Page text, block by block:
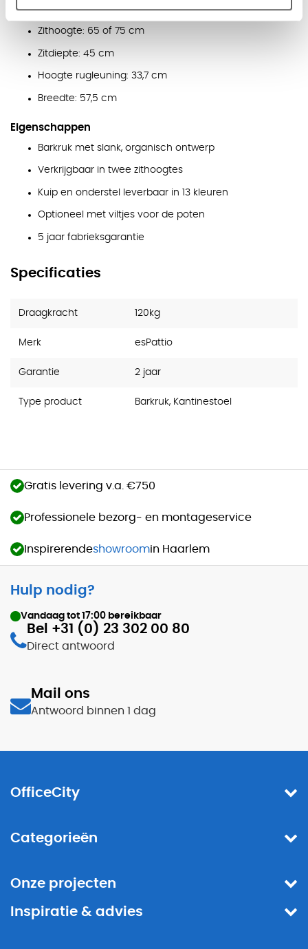
Afmetingen
Zithoogte: 65 of 75 cm
Zitdiepte: 45 cm
Hoogte rugleuning: 33,7 cm
Breedte: 57,5 cm
Eigenschappen
Barkruk met slank, organisch ontwerp
Verkrijgbaar in twee zithoogtes
Kuip en onderstel leverbaar in 13 kleuren
Optioneel met viltjes voor de poten
5 jaar fabrieksgarantie
Specificaties
Draagkracht 120kg
Merk esPattio
Garantie 2 jaar
Type product Barkruk, Kantinestoel
Gratis levering v.a. €750
Professionele bezorg- en montageservice
Inspirerendeshowroomin Haarlem
Hulp nodig?
Vandaag tot 17:00 bereikbaar
Bel +31 (0) 23 302 00 80
Direct antwoord
Mail ons
Antwoord binnen 1 dag
OfficeCity
Categorieën
Onze projecten
Inspiratie & advies